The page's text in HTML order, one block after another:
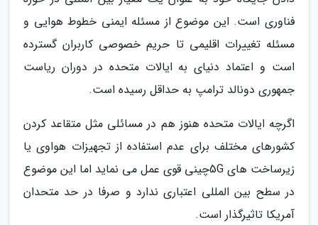
فناوری است. این موضوع از مسئله ایمنی خطوط هوایی و
مسئله تغییرات اقلیمی تا حریم خصوصی کاربران گسترده
است و اعتماد دنیای به ایالات متحده در دوران ریاست
جمهوری دونالد ترامپ به حداقل رسیده است.
اگرچه ایالات متحده هنوز هم در مسائلی مثل متقاعد کردن
کشورهای مختلف برای عدم استفاده از تجهیزات هواوی یا
زیرساخت های 5Gچینی قوی عمل می نماید اما این موضوع
در سطح بین المللی اعتباری ندارد و صرفا در حد متحدان
آمریکا تاثیرگذار است.